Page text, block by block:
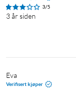
3/5
3 år siden
Eva
Verifisert kjøper